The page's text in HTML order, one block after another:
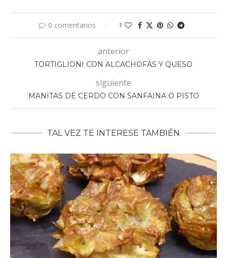
0 comentarios 1
anterior
TORTIGLIONI CON ALCACHOFAS Y QUESO
siguiente
MANITAS DE CERDO CON SANFAINA O PISTO
TAL VEZ TE INTERESE TAMBIÉN